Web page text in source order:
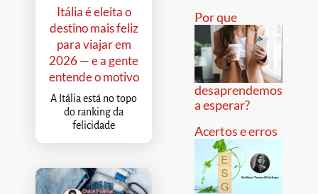
Itália é eleita o
destino mais feliz
para viajar em
2026 — e a gente
entende o motivo
A Itália está no topo
do ranking da
felicidade
Por que
desaprendemos
a esperar?
Acertos e erros